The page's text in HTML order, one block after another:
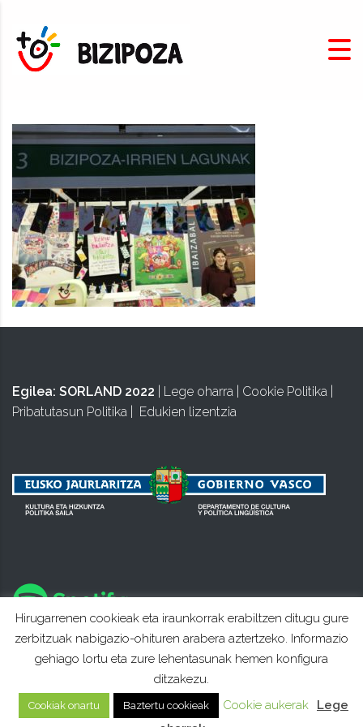
Egilea: SORLAND 2022 Lege oharra Cookie Politika
Pribatutasun Politika
Edukien lizentzia
Hirugarrenen cookieak eta iraunkorrak erabiltzen ditugu gure
zerbitzuak nabigazio-ohituren arabera aztertzeko. Informazio
gehiago lortu eta zure lehentasunak hemen konfigura
ditzakezu.
Cookiak onartu Baztertu cookieak Cookie aukerak
Lege